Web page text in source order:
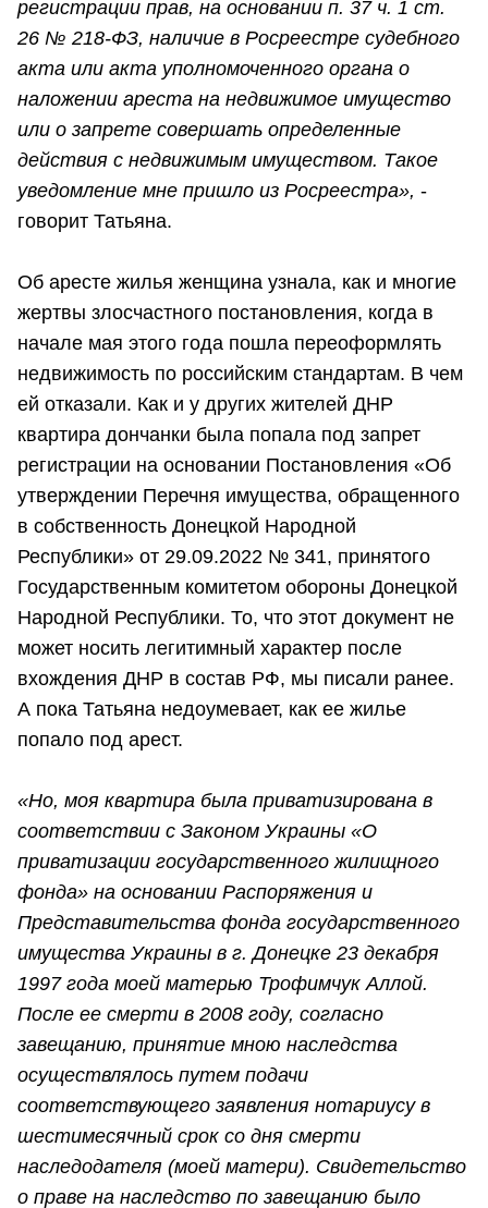
регистрации прав, на основании п. 37 ч. 1 ст.
26 № 218-ФЗ, наличие в Росреестре судебного
акта или акта уполномоченного органа о
наложении ареста на недвижимое имущество
или о запрете совершать определенные
действия с недвижимым имуществом. Такое
уведомление мне пришло из Росреестра», -
говорит Татьяна.
Об аресте жилья женщина узнала, как и многие
жертвы злосчастного постановления, когда в
начале мая этого года пошла переоформлять
недвижимость по российским стандартам. В чем
ей отказали. Как и у других жителей ДНР
квартира дончанки была попала под запрет
регистрации на основании Постановления «Об
утверждении Перечня имущества, обращенного
в собственность Донецкой Народной
Республики» от 29.09.2022 № 341, принятого
Государственным комитетом обороны Донецкой
Народной Республики. То, что этот документ не
может носить легитимный характер после
вхождения ДНР в состав РФ, мы писали ранее.
А пока Татьяна недоумевает, как ее жилье
попало под арест.
«Но, моя квартира была приватизирована в
соответствии с Законом Украины «О
приватизации государственного жилищного
фонда» на основании Распоряжения и
Представительства фонда государственного
имущества Украины в г. Донецке 23 декабря
1997 года моей матерью Трофимчук Аллой.
После ее смерти в 2008 году, согласно
завещанию, принятие мною наследства
осуществлялось путем подачи
соответствующего заявления нотариусу в
шестимесячный срок со дня смерти
наследодателя (моей матери). Свидетельство
о праве на наследство по завещанию было